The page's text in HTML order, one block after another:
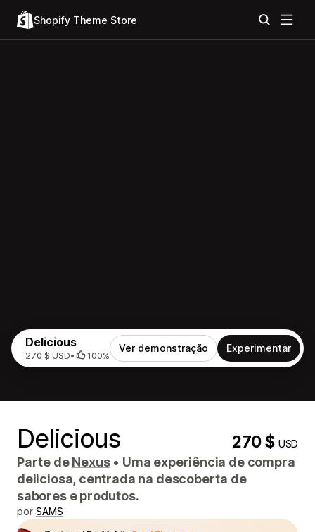
Shopify Theme Store
Delicious
270 $ USD• 100%
Ver demonstração Experimentar
Delicious 270 $USD
Parte deNexus • Uma experiência de compra
deliciosa, centrada na descoberta de
sabores e produtos.
por SAMS